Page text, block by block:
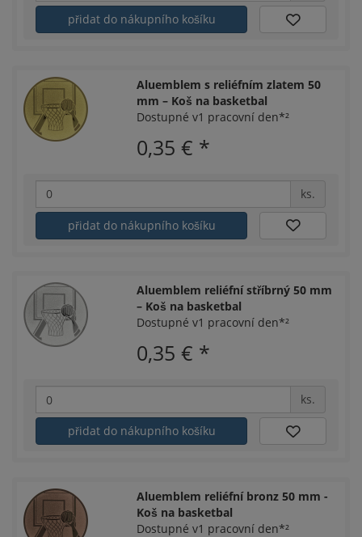
přidat do nákupního košíku
Aluemblem s reliéfním zlatem 50
mm – Koš na basketbal
Dostupné v1 pracovní den*²
0,35 € *
ks.
přidat do nákupního košíku
Aluemblem reliéfní stříbrný 50 mm
– Koš na basketbal
Dostupné v1 pracovní den*²
0,35 € *
ks.
přidat do nákupního košíku
Aluemblem reliéfní bronz 50 mm -
Koš na basketbal
Dostupné v1 pracovní den*²